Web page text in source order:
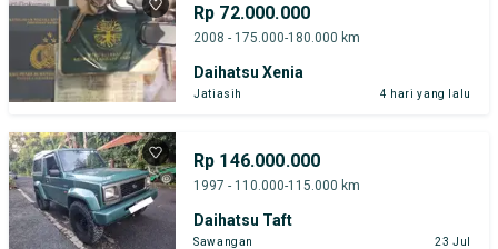
Rp 72.000.000
2008 - 175.000-180.000 km
Daihatsu Xenia
Jatiasih 4 hari yang lalu
Rp 146.000.000
1997 - 110.000-115.000 km
Daihatsu Taft
Sawangan 23 Jul